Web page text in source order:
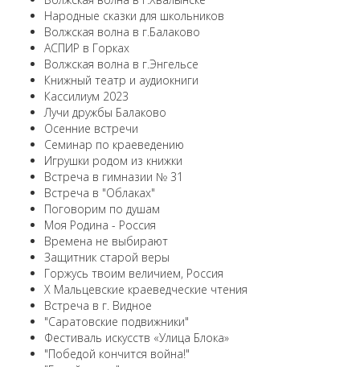
Народные сказки для школьников
Волжская волна в г.Балаково
АСПИР в Горках
Волжская волна в г.Энгельсе
Книжный театр и аудиокниги
Кассилиум 2023
Лучи дружбы Балаково
Осенние встречи
Семинар по краеведению
Игрушки родом из книжки
Встреча в гимназии № 31
Встреча в "Облаках"
Поговорим по душам
Моя Родина - Россия
Времена не выбирают
Защитник старой веры
Горжусь твоим величием, Россия
X Мальцевские краеведческие чтения
Встреча в г. Видное
"Саратовские подвижники"
Фестиваль искусств «Улица Блока»
"Победой кончится война!"